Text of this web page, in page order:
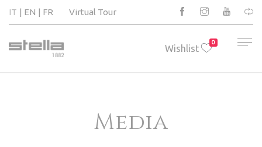
IT EN FR Virtual Tour
Wishlist
0
Media